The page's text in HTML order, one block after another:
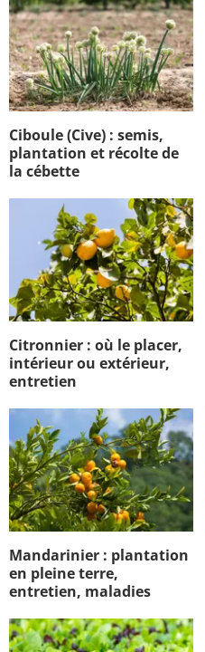
Ciboule (Cive) : semis,
plantation et récolte de
la cébette
Citronnier : où le placer,
intérieur ou extérieur,
entretien
Mandarinier : plantation
en pleine terre,
entretien, maladies